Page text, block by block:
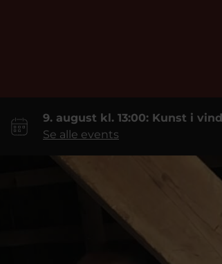
9. august kl. 13:00: Kunst i
Se alle events